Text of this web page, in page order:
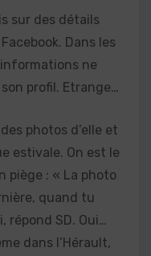
sur des détails
Dans les
ne
profil. Etrange…
photos d’elle et
estivale. On est le
piège : « La photo
quand tu
répond SD. Oui…
dans l’Hérault,